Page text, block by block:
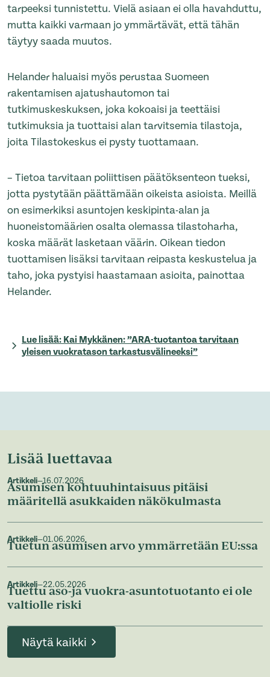
tarpeeksi tunnistettu. Vielä asiaan ei olla havahduttu,
mutta kaikki varmaan jo ymmärtävät, että tähän
täytyy saada muutos.
Helander haluaisi myös perustaa Suomeen
rakentamisen ajatushautomon tai
tutkimuskeskuksen, joka kokoaisi ja teettäisi
tutkimuksia ja tuottaisi alan tarvitsemia tilastoja,
joita Tilastokeskus ei pysty tuottamaan.
– Tietoa tarvitaan poliittisen päätöksenteon tueksi,
jotta pystytään päättämään oikeista asioista. Meillä
on esimerkiksi asuntojen keskipinta-alan ja
huoneistomäärien osalta olemassa tilastoharha,
koska määrät lasketaan väärin. Oikean tiedon
tuottamisen lisäksi tarvitaan reipasta keskustelua ja
taho, joka pystyisi haastamaan asioita, painottaa
Helander.
Lue lisää: Kai Mykkänen: ”ARA-​tuotantoa tarvitaan
yleisen vuokratason tarkastusvälineeksi”
Lisää luettavaa
Artikkeli—16.07.2026
Asumisen kohtuuhintaisuus pitäisi
määritellä asukkaiden näkökulmasta
Artikkeli—01.06.2026
Tuetun asumisen arvo ymmärretään EU:ssa
Artikkeli—22.05.2026
Tuettu aso-ja vuokra-asuntotuotanto ei ole
valtiolle riski
Näytä kaikki